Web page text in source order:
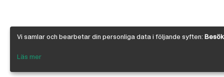
Vi samlar och bearbetar din personliga data i följande syften:
Läs mer